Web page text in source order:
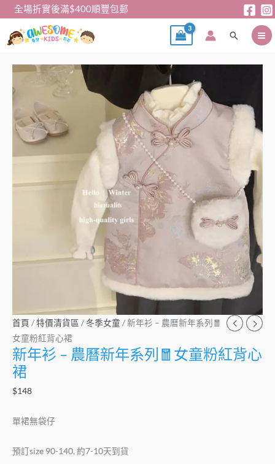
全場折實後滿$400順豐包郵
搜
首頁 /特價清貨區 /冬季女童 / 新年衫 – 農曆新年系列🧧
女童粉紅背心裙
新年衫 – 農曆新年系列🧧女童粉紅背心
裙
$148
單裙無袋仔
預訂size 90-140, 約7-10天到貨
新
–
農
心
裙
數
量